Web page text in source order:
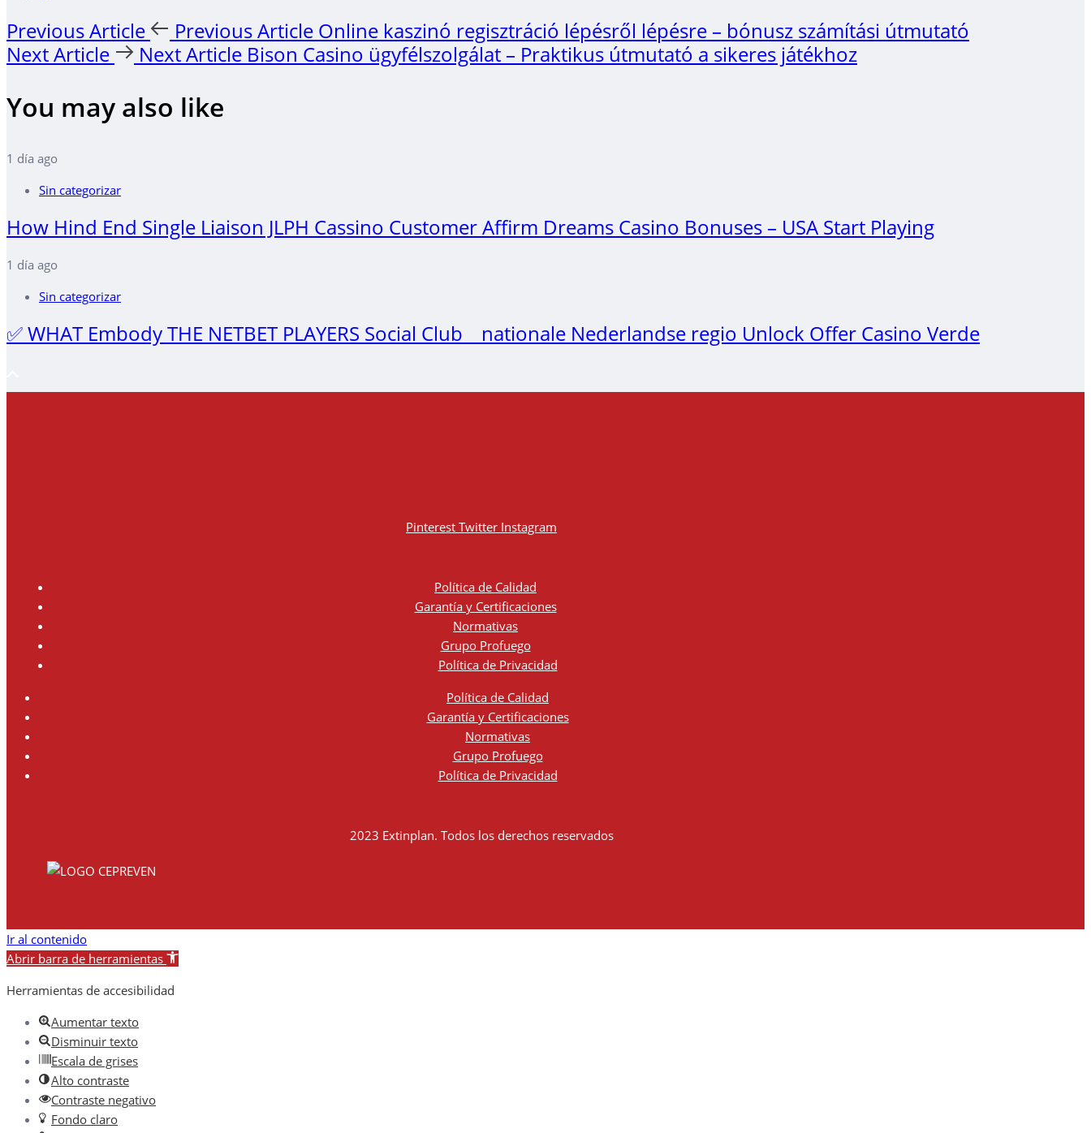
Previous Article Previous Article Online kaszinó regisztráció lépésről lépésre – bónusz számítási útmutató
Next Article
Next Article Bison Casino ügyfélszolgálat – Praktikus útmutató a sikeres játékhoz
You may also like
1 día ago
Sin categorizar
How Hind End Single Liaison JLPH Cassino Customer Affirm Dreams Casino Bonuses – USA Start Playing
1 día ago
Sin categorizar
✅ WHAT Embody THE NETBET PLAYERS Social Club _ nationale Nederlandse regio Unlock Offer Casino Verde
Pinterest Twitter Instagram
Política de Calidad
Garantía y Certificaciones
Normativas
Grupo Profuego
Política de Privacidad
Política de Calidad
Garantía y Certificaciones
Normativas
Grupo Profuego
Política de Privacidad
2023 Extinplan. Todos los derechos reservados
Ir al contenido
Abrir barra de herramientas
Herramientas de accesibilidad
Aumentar texto
Disminuir texto
Escala de grises
Alto contraste
Contraste negativo
Fondo claro